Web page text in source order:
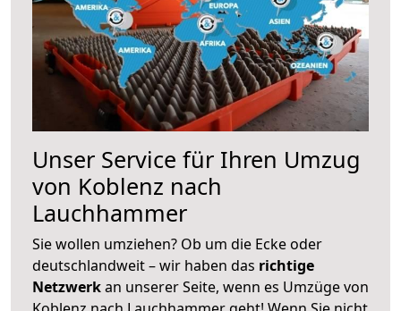
Unser Service für Ihren Umzug
von Koblenz nach
Lauchhammer
Sie wollen umziehen? Ob um die Ecke oder
deutschlandweit – wir haben das richtige
Netzwerkan unserer Seite, wenn es Umzüge von